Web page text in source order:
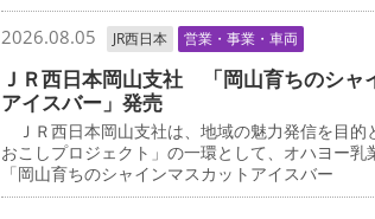
2026.08.05 JR西日本 営業・事業・車両
ＪＲ西日本岡山支社 「岡山育ちのシャ
アイスバー」発売
ＪＲ西日本岡山支社は、地域の魅力発信を目的
おこしプロジェクト」の一環として、オハヨー乳
「岡山育ちのシャインマスカットアイスバー